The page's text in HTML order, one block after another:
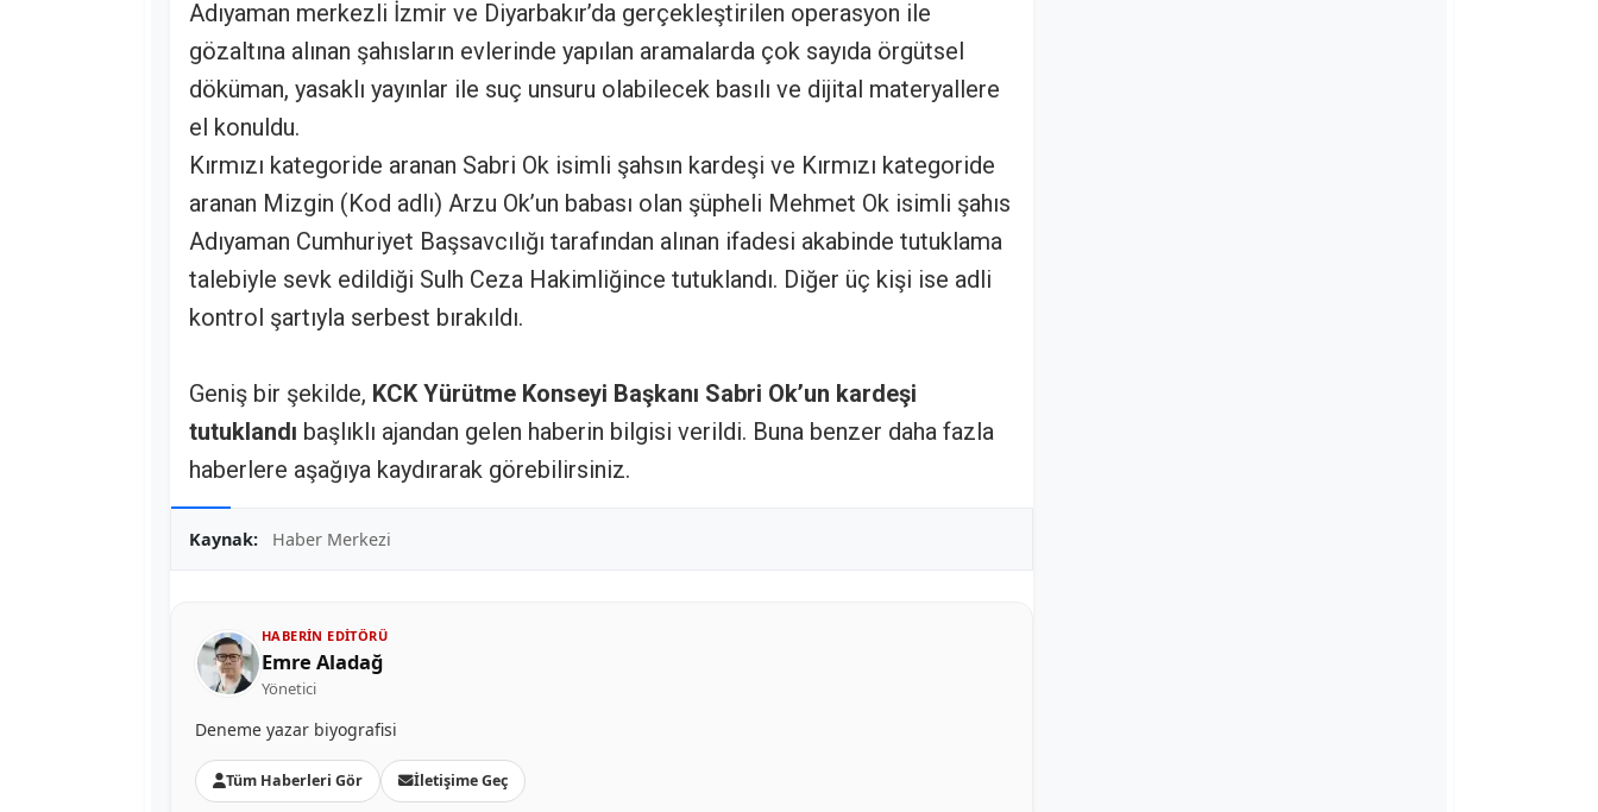
Adıyaman merkezli İzmir ve Diyarbakır’da gerçekleştirilen operasyon ile
gözaltına alınan şahısların evlerinde yapılan aramalarda çok sayıda örgütsel
döküman, yasaklı yayınlar ile suç unsuru olabilecek basılı ve dijital materyallere
el konuldu.
Kırmızı kategoride aranan Sabri Ok isimli şahsın kardeşi ve Kırmızı kategoride
aranan Mizgin (Kod adlı) Arzu Ok’un babası olan şüpheli Mehmet Ok isimli şahıs
Adıyaman Cumhuriyet Başsavcılığı tarafından alınan ifadesi akabinde tutuklama
talebiyle sevk edildiği Sulh Ceza Hakimliğince tutuklandı. Diğer üç kişi ise adli
kontrol şartıyla serbest bırakıldı.
Geniş bir şekilde, KCK Yürütme Konseyi Başkanı Sabri Ok’un kardeşi
tutuklandı başlıklı ajandan gelen haberin bilgisi verildi. Buna benzer daha fazla
haberlere aşağıya kaydırarak görebilirsiniz.
Kaynak: Haber Merkezi
HABERIN EDITÖRÜ
Emre Aladağ
Yönetici
Deneme yazar biyografisi
Tüm Haberleri Gör İletişime Geç